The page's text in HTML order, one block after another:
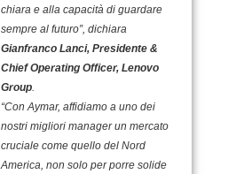
chiara e alla capacità di guardare
sempre al futuro”, dichiara
Gianfranco Lanci, Presidente &
Chief Operating Officer, Lenovo
Group.
“Con Aymar, affidiamo a uno dei
nostri migliori manager un mercato
cruciale come quello del Nord
America, non solo per porre solide